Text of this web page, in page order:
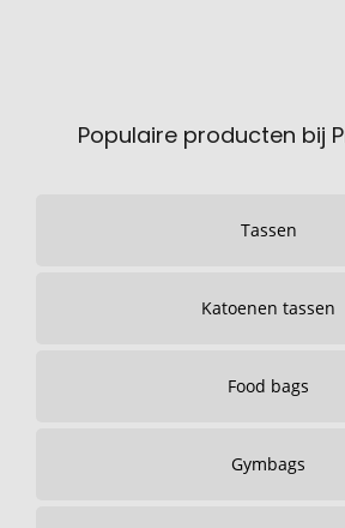
Populaire producten bij
Tassen
Katoenen tassen
Food bags
Gymbags